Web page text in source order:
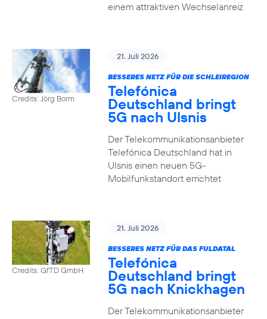
einem attraktiven Wechselanreiz
Credits: Jörg Borm
21. Juli 2026
BESSERES NETZ FÜR DIE SCHLEIREGION
Telefónica
Deutschland bringt
5G nach Ulsnis
Der Telekommunikationsanbieter
Telefónica Deutschland hat in
Ulsnis einen neuen 5G-
Mobilfunkstandort errichtet
Credits: GfTD GmbH
21. Juli 2026
BESSERES NETZ FÜR DAS FULDATAL
Telefónica
Deutschland bringt
5G nach Knickhagen
Der Telekommunikationsanbieter